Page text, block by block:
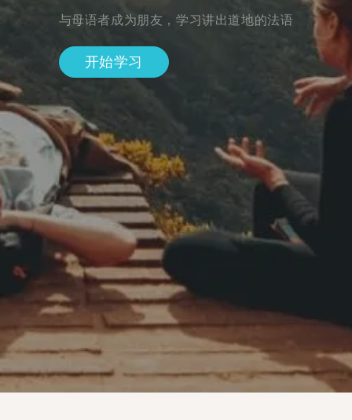
与母语者成为朋友，学习讲出道地的法语
开始学习